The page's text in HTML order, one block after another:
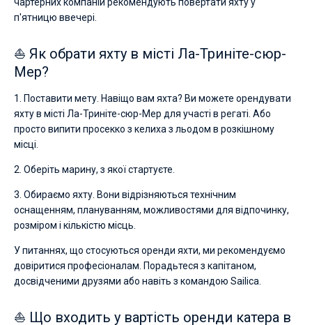
п'ятницю ввечері.
⛵ Як обрати яхту в місті Ла-Триніте-сюр-
Мер?
1. Поставити мету. Навіщо вам яхта? Ви можете орендувати
яхту в місті Ла-Триніте-сюр-Мер для участі в регаті. Або
просто випити просекко з келиха з льодом в розкішному
місці.
2. Оберіть марину, з якої стартуєте.
3. Обираємо яхту. Вони відрізняються технічним
оснащенням, плануванням, можливостями для відпочинку,
розміром і кількістю місць.
У питаннях, що стосуються оренди яхти, ми рекомендуємо
довіритися професіоналам. Порадьтеся з капітаном,
досвідченими друзями або навіть з командою Sailica.
⛵ Що входить у вартість оренди катера в